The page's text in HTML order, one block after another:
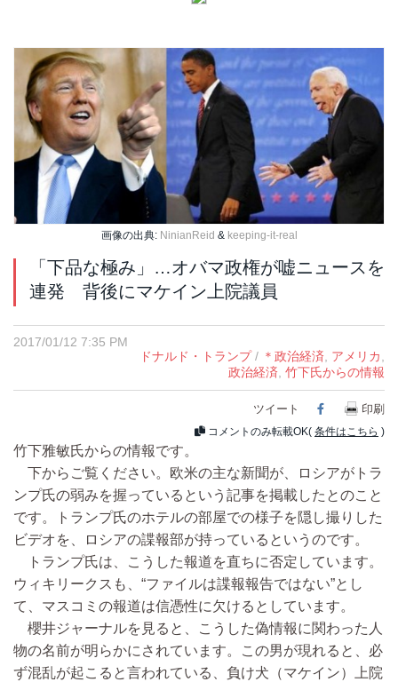
画像の出典: NinianReid & keeping-it-real
「下品な極み」…オバマ政権が嘘ニュースを
連発 背後にマケイン上院議員
2017/01/12 7:35 PM
ドナルド・トランプ/ ＊政治経済, アメリカ,
政治経済, 竹下氏からの情報
ツイート Facebook
印刷
コメントのみ転載OK( 条件はこちら )
竹下雅敏氏からの情報です。
下からご覧ください。欧米の主な新聞が、ロシアがトラ
ンプ氏の弱みを握っているという記事を掲載したとのこと
です。トランプ氏のホテルの部屋での様子を隠し撮りした
ビデオを、ロシアの諜報部が持っているというのです。
トランプ氏は、こうした報道を直ちに否定しています。
ウィキリークスも、“ファイルは諜報報告ではない”とし
て、マスコミの報道は信憑性に欠けるとしています。
櫻井ジャーナルを見ると、こうした偽情報に関わった人
物の名前が明らかにされています。この男が現れると、必
ず混乱が起こると言われている、負け犬（マケイン）上院